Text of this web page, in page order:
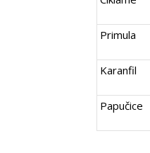
Primula
Karanfil
Papučice